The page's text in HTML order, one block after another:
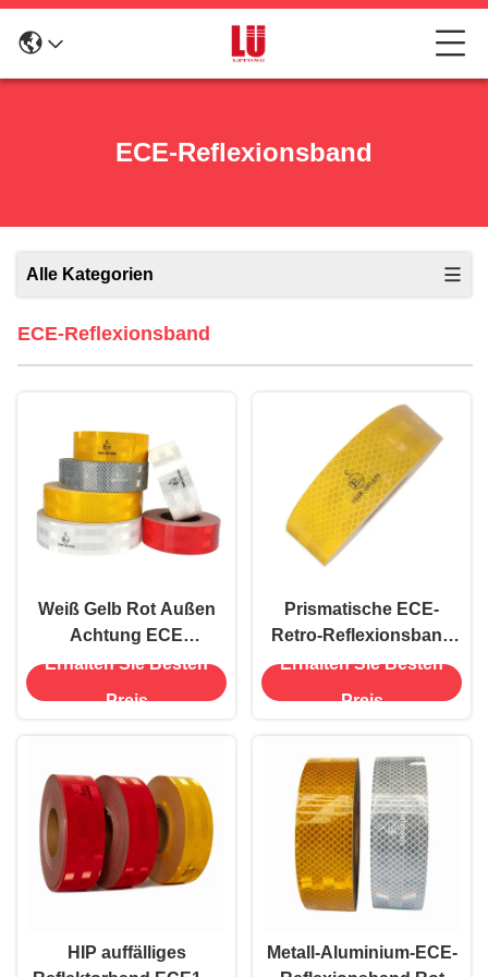
ECE-Reflexionsband
Alle Kategorien
ECE-Reflexionsband
Weiß Gelb Rot Außen
Achtung ECE
Reflektierendes
Erhalten Sie Besten
Preis
Prismatische ECE-
Retro-Reflexionsband
Druckfähige hohe
Erhalten Sie Besten
Preis
HIP auffälliges
Metall-Aluminium-ECE-